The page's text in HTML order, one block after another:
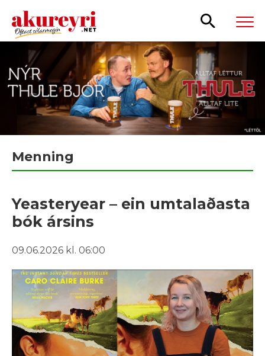
Leita
Menning
Yeasteryear – ein umtalaðasta
bók ársins
09.06.2026 kl. 06:00